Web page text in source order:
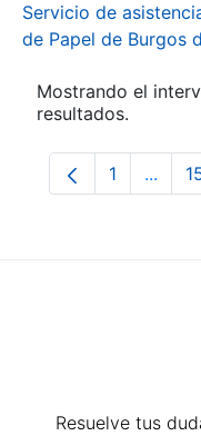
Servicio de
de Papel de Burgos
Mostrando el
resultados.
Página
1 ...
Resuelve tus